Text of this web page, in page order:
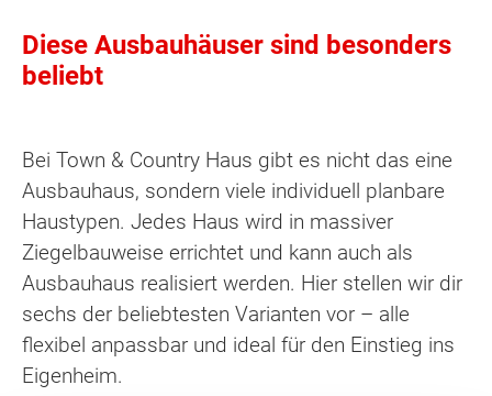
Diese Ausbauhäuser sind besonders
beliebt
Bei Town & Country Haus gibt es nicht das eine
Ausbauhaus, sondern viele individuell planbare
Haustypen. Jedes Haus wird in massiver
Ziegelbauweise errichtet und kann auch als
Ausbauhaus realisiert werden. Hier stellen wir dir
sechs der beliebtesten Varianten vor – alle
flexibel anpassbar und ideal für den Einstieg ins
Eigenheim.